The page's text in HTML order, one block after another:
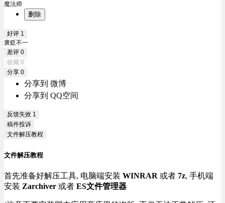
魔法师
删除
好评 1
褒贬不一
差评 0
收藏 0
分享 0
分享到 微博
分享到 QQ空间
反馈失效 1
稿件投诉
文件解压教程
文件解压教程
首先准备好解压工具, 电脑端安装 WINRAR 或者 7z, 手机端
安装 Zarchiver 或者 ES文件管理器